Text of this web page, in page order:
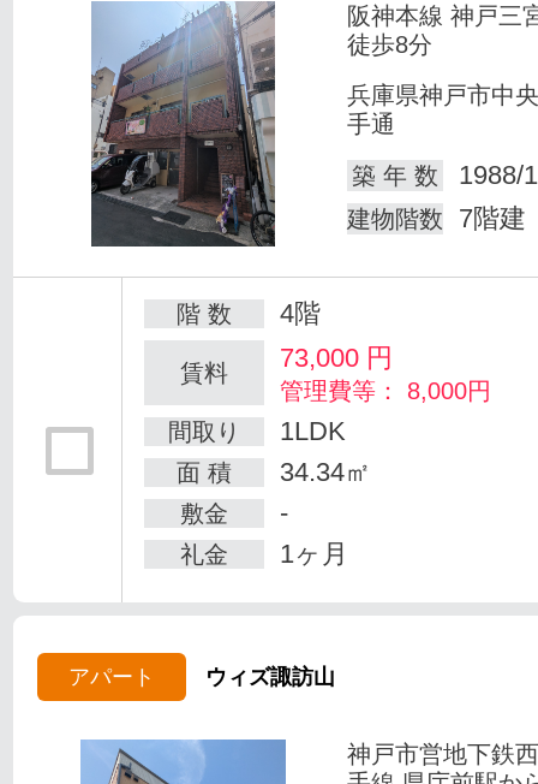
阪神本線 神戸三
徒歩8分
兵庫県神戸市中
手通
築 年 数
1988/
建物階数 7階建
階 数 4階
賃料 73,000 円
管理費等： 8,000円
間取り
1LDK
面 積 34.34㎡
敷金 -
礼金 1ヶ月
アパート ウィズ諏訪山
神戸市営地下鉄